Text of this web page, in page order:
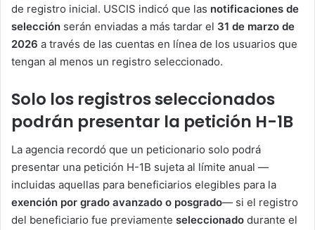
de registro inicial. USCIS indicó que las notificaciones de
selección serán enviadas a más tardar el 31 de marzo de
2026 a través de las cuentas en línea de los usuarios que
tengan al menos un registro seleccionado.
Solo los registros seleccionados
podrán presentar la petición H-1B
La agencia recordó que un peticionario solo podrá
presentar una petición H-1B sujeta al límite anual —
incluidas aquellas para beneficiarios elegibles para la
exención por grado avanzado o posgrado— si el registro
del beneficiario fue previamente seleccionado durante el